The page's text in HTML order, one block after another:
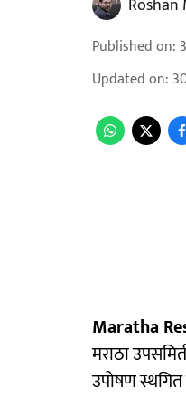
Published on:
Updated on:
Maratha
मराठा
उपोषण